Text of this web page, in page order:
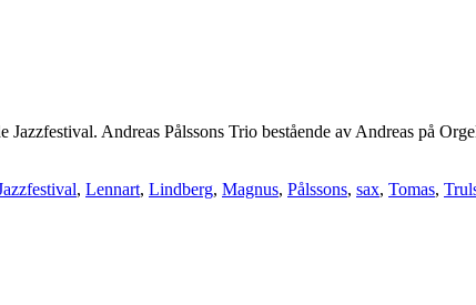
Jazzfestival. Andreas Pålssons Trio bestående av Andreas på
, Lennart, Lindberg, Magnus, Pålssons, sax, Tomas,